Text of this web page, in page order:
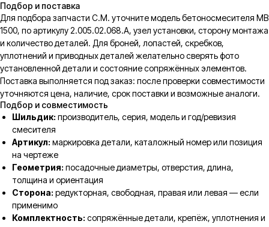
Подбор и поставка
Для подбора запчасти C.M. уточните модель бетоносмесителя MB
1500, по артикулу 2.005.02.068.A, узел установки, сторону монтажа
и количество деталей. Для броней, лопастей, скребков,
уплотнений и приводных деталей желательно сверять фото
установленной детали и состояние сопряжённых элементов.
Поставка выполняется под заказ: после проверки совместимости
уточняются цена, наличие, срок поставки и возможные аналоги.
Подбор и совместимость
Шильдик: производитель, серия, модель и год/ревизия
смесителя
Артикул: маркировка детали, каталожный номер или позиция
на чертеже
Геометрия: посадочные диаметры, отверстия, длина,
толщина и ориентация
Сторона: редукторная, свободная, правая или левая — если
применимо
Комплектность: сопряжённые детали, крепёж, уплотнения и